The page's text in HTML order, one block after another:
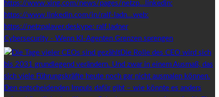
Cybersecurity - Wenn KI-Agenten Grenzen sprengen